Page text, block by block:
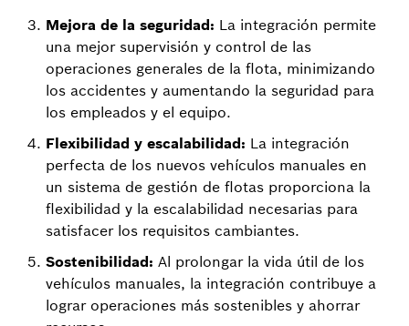
Mejora de la seguridad: La integración permite
una mejor supervisión y control de las
operaciones generales de la flota, minimizando
los accidentes y aumentando la seguridad para
los empleados y el equipo.
Flexibilidad y escalabilidad: La integración
perfecta de los nuevos vehículos manuales en
un sistema de gestión de flotas proporciona la
flexibilidad y la escalabilidad necesarias para
satisfacer los requisitos cambiantes.
Sostenibilidad: Al prolongar la vida útil de los
vehículos manuales, la integración contribuye a
lograr operaciones más sostenibles y ahorrar